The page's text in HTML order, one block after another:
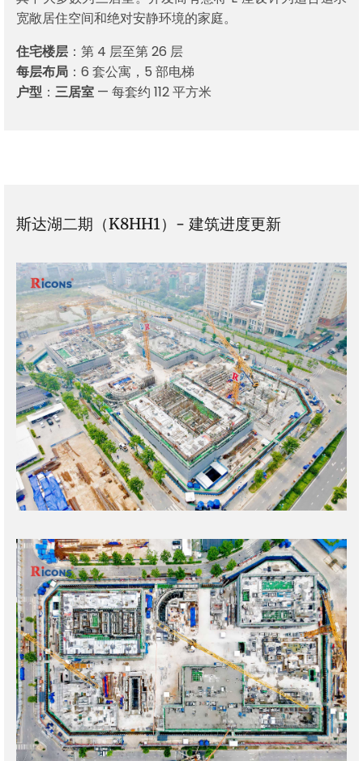
宽敞居住空间和绝对安静环境的家庭。
住宅楼层 ：第 4 层至第 26 层
每层布局 ：6 套公寓，5 部电梯
户型 ： 三居室 — 每套约 112 平方米
斯达湖二期（K8HH1）- 建筑进度更新